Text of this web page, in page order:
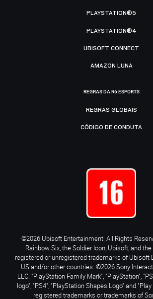
PLAYSTATION®5
PLAYSTATION®4
UBISOFT CONNECT
AMAZON LUNA
REGRAS DA R6 ESPORTS
REGRAS GLOBAIS
CÓDIGO DE CONDUTA
©2026 Ubisoft Entertainment. All Rights
Rainbow Six, the Soldier Icon, Ubisoft, and
registered or unregistered trademarks of Ubisoft
US and/or other countries. ©2026 Sony
LLC. "PlayStation Family Mark", "PlayStation",
logo", "PS4", "PlayStation Shapes Logo" and
registered trademarks or trademarks of